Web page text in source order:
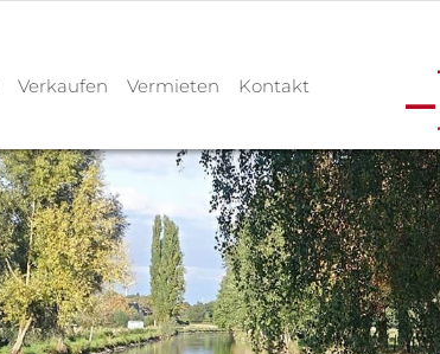
Verkaufen Vermieten Kontakt